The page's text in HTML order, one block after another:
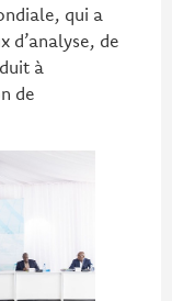
qui a
d’analyse, de
à
de